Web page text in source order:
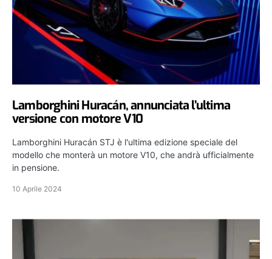
Lamborghini Huracán, annunciata l’ultima
versione con motore V10
Lamborghini Huracán STJ è l'ultima edizione speciale del
modello che monterà un motore V10, che andrà ufficialmente
in pensione.
10 Aprile 2024